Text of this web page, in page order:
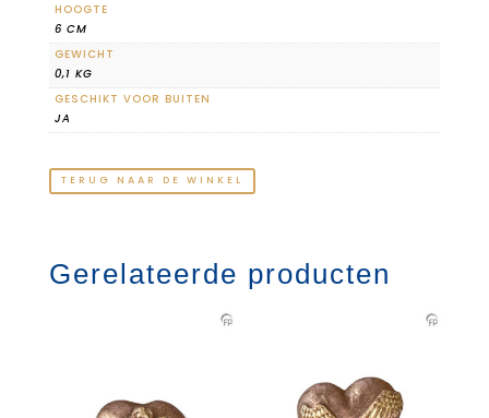
HOOGTE
6 CM
GEWICHT
0,1 KG
GESCHIKT VOOR BUITEN
JA
TERUG NAAR DE WINKEL
Gerelateerde producten